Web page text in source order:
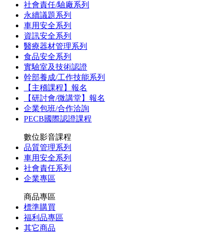
社會責任/驗廠系列
永續議題系列
車用安全系列
資訊安全系列
醫療器材管理系列
食品安全系列
實驗室及技術認證
幹部養成/工作技能系列
【主稽課程】報名
【研討會/微講堂】報名
企業包班/合作洽詢
PECB國際認證課程
數位影音課程
品質管理系列
車用安全系列
社會責任系列
企業專區
商品專區
標準購買
福利品專區
其它商品